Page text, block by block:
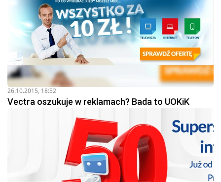
26.10.2015, 18:52
Vectra oszukuje w reklamach? Bada to UOKiK